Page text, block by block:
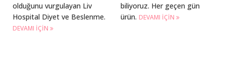
olduğunu vurgulayan Liv
Hospital Diyet ve Beslenme.
DEVAMI IÇIN
biliyoruz. Her geçen gün
ürün. DEVAMI IÇIN